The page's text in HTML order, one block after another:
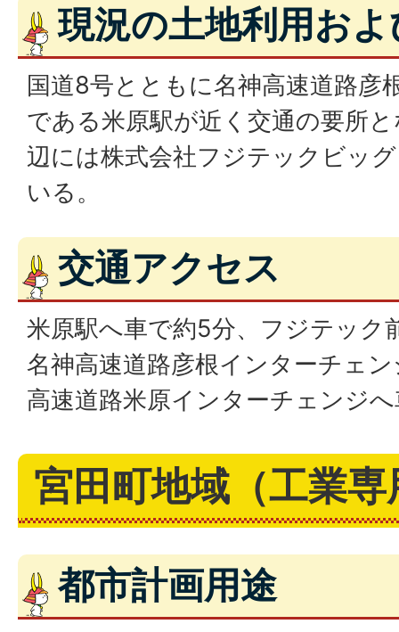
現況の土地利用お
国道8号とともに名神高速道路彦
である米原駅が近く交通の要所
辺には株式会社フジテックビッ
いる。
交通アクセス
米原駅へ車で約5分、フジテック
名神高速道路彦根インターチェ
高速道路米原インターチェンジ
宮田町地域（工業
都市計画用途